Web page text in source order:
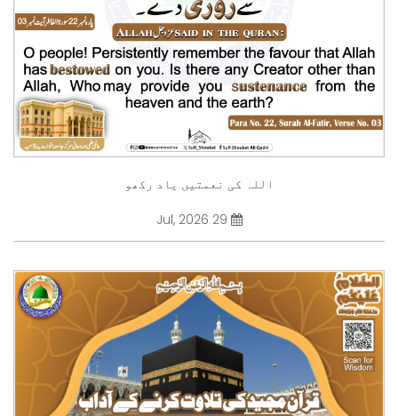
اللہ کی نعمتیں یاد رکھو